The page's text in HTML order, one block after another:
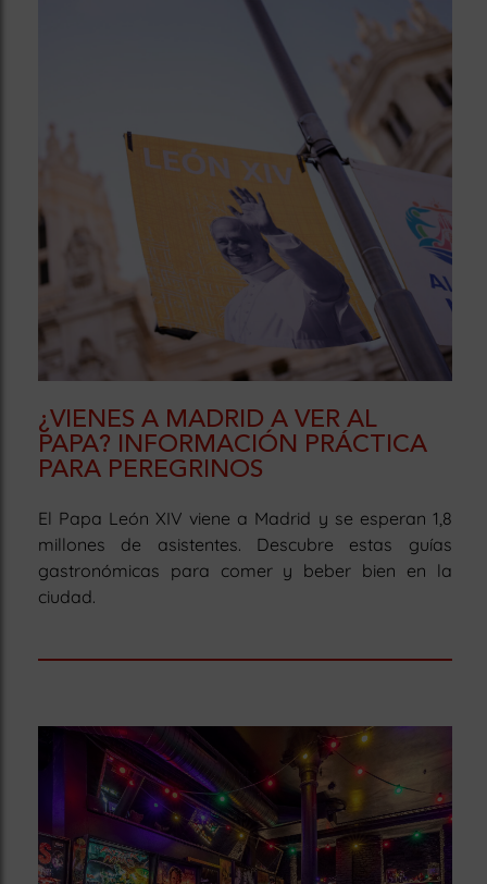
¿VIENES A MADRID A VER AL
PAPA? INFORMACIÓN PRÁCTICA
PARA PEREGRINOS
El Papa León XIV viene a Madrid y se esperan 1,8
millones de asistentes. Descubre estas guías
gastronómicas para comer y beber bien en la
ciudad.